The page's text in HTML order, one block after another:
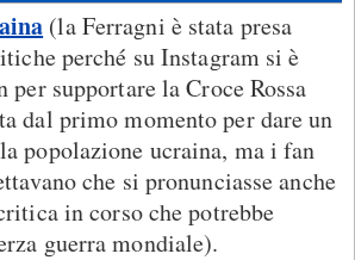
(la Ferragni è stata presa
perché su Instagram si è
supportare la Croce Rossa
dal primo momento per dare un
popolazione ucraina, ma i fan
che si pronunciasse anche
in corso che potrebbe
guerra mondiale).